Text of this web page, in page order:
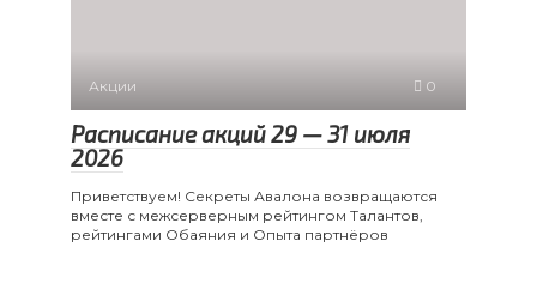
Акции 0
Расписание акций 29 — 31 июля
2026
Приветствуем! Секреты Авалона возвращаются
вместе с межсерверным рейтингом Талантов,
рейтингами Обаяния и Опыта партнёров